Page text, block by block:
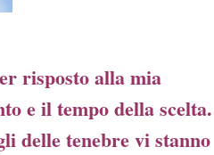
risposto alla mia
e il tempo della scelta.
delle tenebre vi stanno